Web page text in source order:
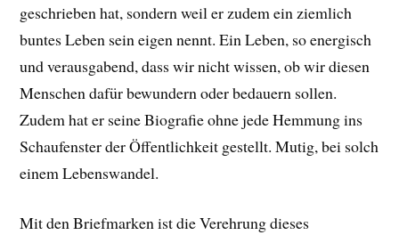
geschrieben hat, sondern weil er zudem ein ziemlich
buntes Leben sein eigen nennt. Ein Leben, so energisch
und verausgabend, dass wir nicht wissen, ob wir diesen
Menschen dafür bewundern oder bedauern sollen.
Zudem hat er seine Biografie ohne jede Hemmung ins
Schaufenster der Öffentlichkeit gestellt. Mutig, bei solch
einem Lebenswandel.
Mit den Briefmarken ist die Verehrung dieses